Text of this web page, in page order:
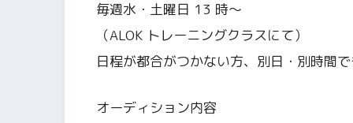
毎週水・土曜日 13 時〜
（ALOK トレーニングクラスにて）
日程が都合がつかない方、別日・別時間
オーディション内容